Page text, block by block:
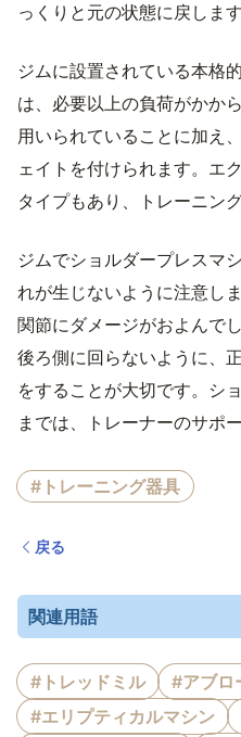
っくりと元の状態に戻しま
ジムに設置されている本格
は、必要以上の負荷がかか
用いられていることに加え
ェイトを付けられます。エ
タイプもあり、トレーニン
ジムでショルダープレスマ
れが生じないように注意し
関節にダメージがおよんで
後ろ側に回らないように、
をすることが大切です。シ
までは、トレーナーのサポ
#トレーニング器具
戻る
関連用語
#トレッドミル
#アブロ
#エリプティカルマシン